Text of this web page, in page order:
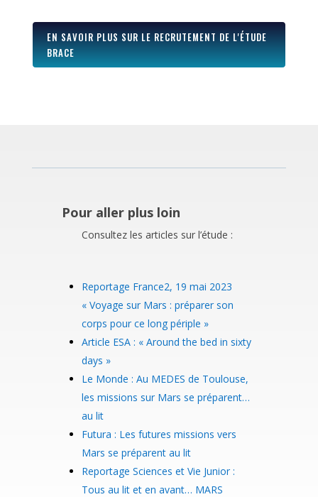
EN SAVOIR PLUS SUR LE RECRUTEMENT DE L'ÉTUDE
BRACE
Pour aller plus loin
Consultez les articles sur l’étude :
Reportage France2, 19 mai 2023
« Voyage sur Mars : préparer son
corps pour ce long périple »
Article ESA : « Around the bed in sixty
days »
Le Monde : Au MEDES de Toulouse,
les missions sur Mars se préparent…
au lit
Futura : Les futures missions vers
Mars se préparent au lit
Reportage Sciences et Vie Junior :
Tous au lit et en avant… MARS